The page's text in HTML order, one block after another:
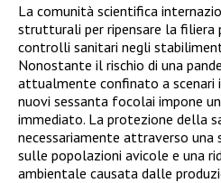
La comunità scientifica
strutturali per ripensare la filiera
controlli sanitari negli
Nonostante il rischio di una
attualmente confinato a scenari
nuovi sessanta focolai impone
immediato. La protezione della
necessariamente attraverso una
sulle popolazioni avicole e una
ambientale causata dalle